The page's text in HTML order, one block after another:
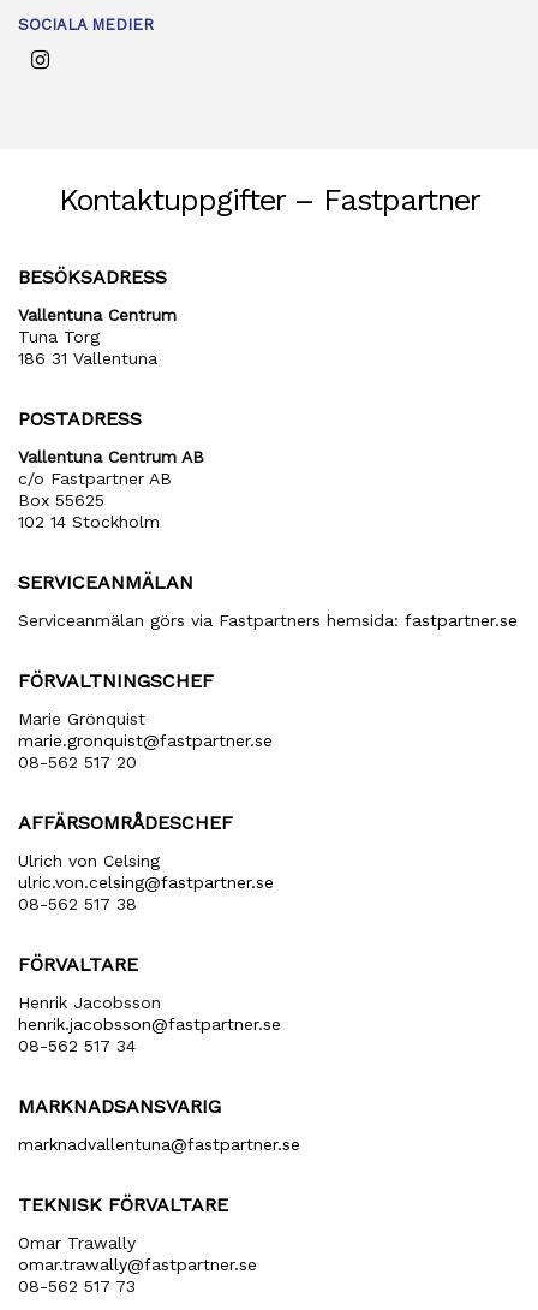
SOCIALA MEDIER
Kontaktuppgifter – Fastpartner
BESÖKSADRESS
Vallentuna Centrum
Tuna Torg
186 31 Vallentuna
POSTADRESS
Vallentuna Centrum AB
c/o Fastpartner AB
Box 55625
102 14 Stockholm
SERVICEANMÄLAN
Serviceanmälan görs via Fastpartners hemsida: fastpartner.se
FÖRVALTNINGSCHEF
Marie Grönquist
marie​.gronquist​@fastpartner​.se
08-562 517 20
AFFÄRSOMRÅDESCHEF
Ulrich von Celsing
ulric​.von​.celsing​@fastpartner​.se
08-562 517 38
FÖRVALTARE
Henrik Jacobsson
henrik​.jacobsson​@fastpartner​.se
08-562 517 34
MARKNADSANSVARIG
marknadvallentuna​@fastpartner​.se
TEKNISK FÖRVALTARE
Omar Trawally
omar.trawally@fastpartner.se
08-562 517 73